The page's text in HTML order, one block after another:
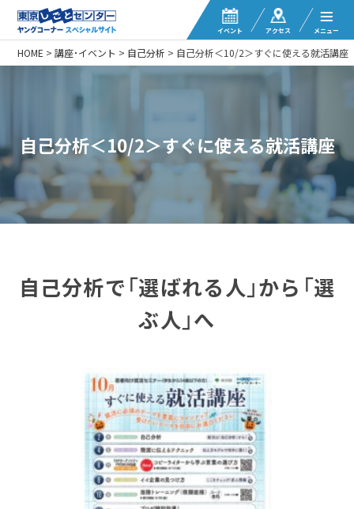
イベント アクセス メニュー
HOME >講座・イベント > 自己分析 > 自己分析＜10/2＞すぐに使える就活講座
自己分析＜10/2＞すぐに使える就活講座
自己分析で「選ばれる人」から「選
ぶ人」へ